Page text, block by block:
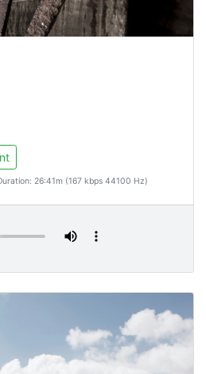
26:41m (167 kbps 44100 Hz)